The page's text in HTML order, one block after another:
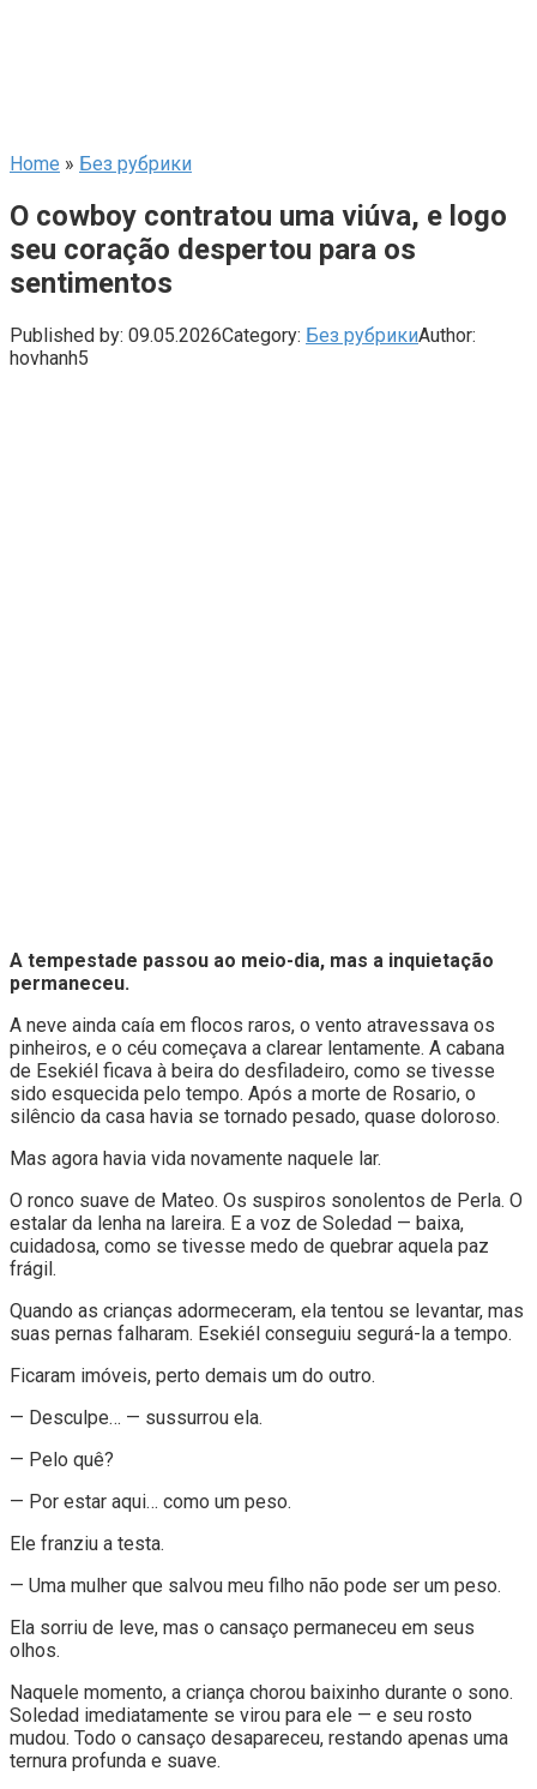
Home » Без рубрики
O cowboy contratou uma viúva, e logo
seu coração despertou para os
sentimentos
Published by: 09.05.2026Category: Без рубрикиAuthor:
hovhanh5
A tempestade passou ao meio-dia, mas a inquietação
permaneceu.
A neve ainda caía em flocos raros, o vento atravessava os
pinheiros, e o céu começava a clarear lentamente. A cabana
de Esekiél ficava à beira do desfiladeiro, como se tivesse
sido esquecida pelo tempo. Após a morte de Rosario, o
silêncio da casa havia se tornado pesado, quase doloroso.
Mas agora havia vida novamente naquele lar.
O ronco suave de Mateo. Os suspiros sonolentos de Perla. O
estalar da lenha na lareira. E a voz de Soledad — baixa,
cuidadosa, como se tivesse medo de quebrar aquela paz
frágil.
Quando as crianças adormeceram, ela tentou se levantar, mas
suas pernas falharam. Esekiél conseguiu segurá-la a tempo.
Ficaram imóveis, perto demais um do outro.
— Desculpe… — sussurrou ela.
— Pelo quê?
— Por estar aqui… como um peso.
Ele franziu a testa.
— Uma mulher que salvou meu filho não pode ser um peso.
Ela sorriu de leve, mas o cansaço permaneceu em seus
olhos.
Naquele momento, a criança chorou baixinho durante o sono.
Soledad imediatamente se virou para ele — e seu rosto
mudou. Todo o cansaço desapareceu, restando apenas uma
ternura profunda e suave.